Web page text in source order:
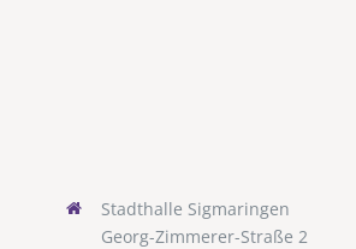
Stadthalle Sigmaringen
Georg-Zimmerer-Straße 2